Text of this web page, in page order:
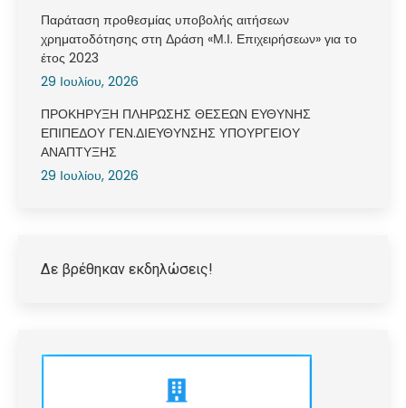
Παράταση προθεσμίας υποβολής αιτήσεων
χρηματοδότησης στη Δράση «Μ.Ι. Επιχειρήσεων» για το
έτος 2023
29 Ιουλίου, 2026
ΠΡΟΚΗΡΥΞΗ ΠΛΗΡΩΣΗΣ ΘΕΣΕΩΝ ΕΥΘΥΝΗΣ
ΕΠΙΠΕΔΟΥ ΓΕΝ.ΔΙΕΥΘΥΝΣΗΣ ΥΠΟΥΡΓΕΙΟΥ
ΑΝΑΠΤΥΞΗΣ
29 Ιουλίου, 2026
Δε βρέθηκαν εκδηλώσεις!